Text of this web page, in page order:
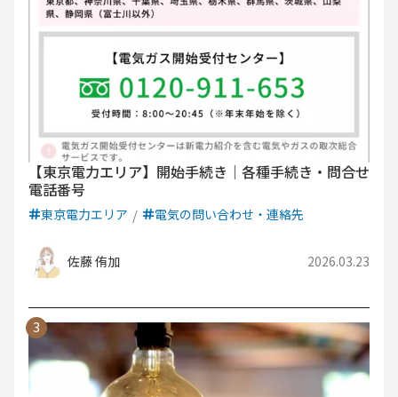
【東京電力エリア】開始手続き｜各種手続き・問合せ
電話番号
東京電力エリア 電気の問い合わせ・連絡先
佐藤 侑加 2026.03.23